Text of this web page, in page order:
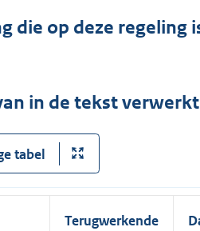
die op deze regeling
in de tekst
tabel
Terugwerkende